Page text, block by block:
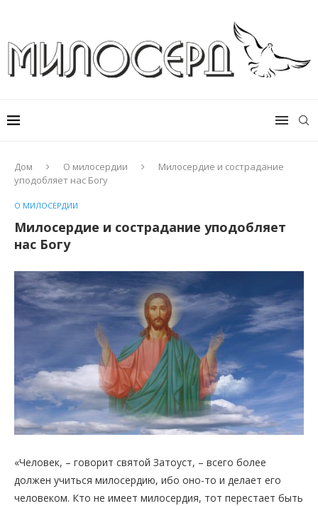
Дом О милосердии
Милосердие и сострадание
уподобляет нас Богу
О МИЛОСЕРДИИ
Милосердие и сострадание уподобляет
нас Богу
«Человек, – говорит святой Затоуст, – всего более
должен учиться милосердию, ибо оно-то и делает его
человеком. Кто не имеет милосердия, тот перестает быть